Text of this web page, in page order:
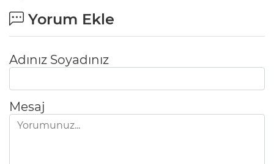
Yorum Ekle
Adınız Soyadınız
Mesaj